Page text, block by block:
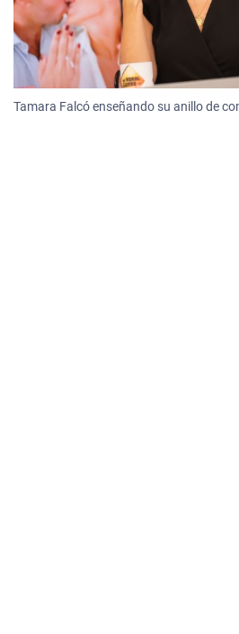
Tamara Falcó enseñando su anillo de